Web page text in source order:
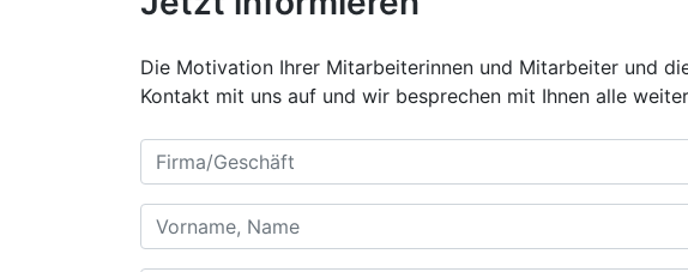
Die Motivation Ihrer Mitarbeiterinnen und Mitarbeiter und
Kontakt mit uns auf und wir besprechen mit Ihnen alle